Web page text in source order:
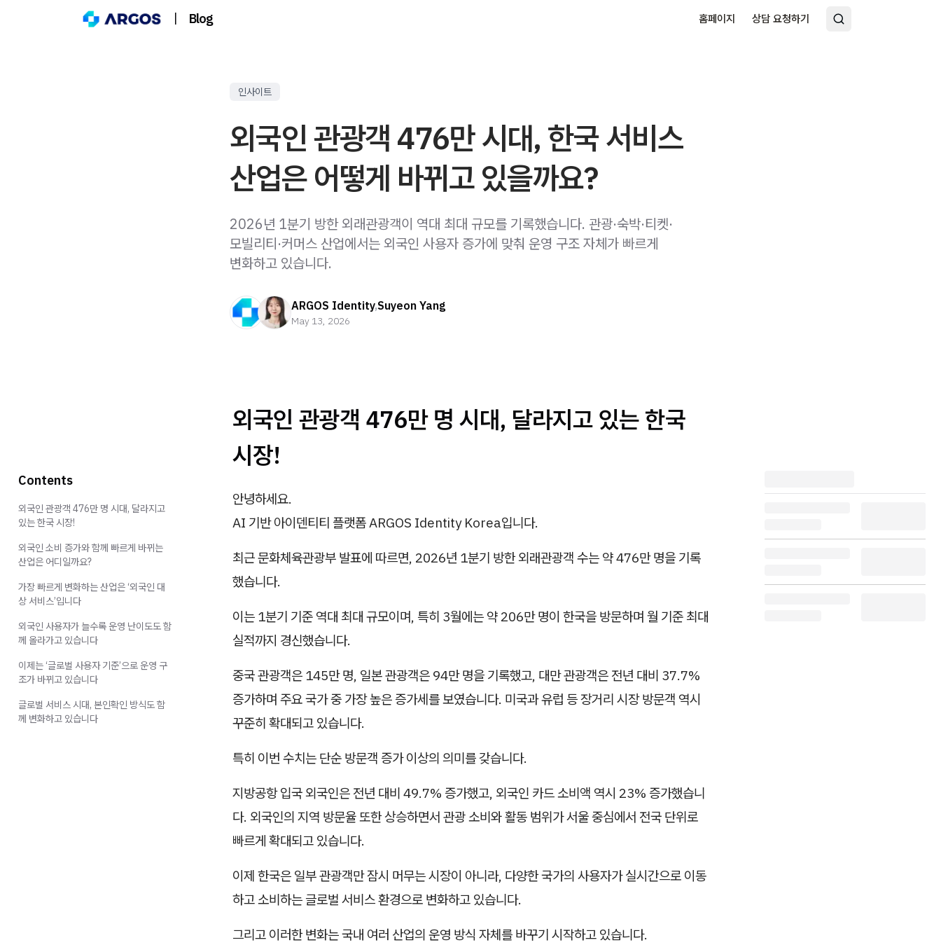
| Blog 홈페이지 상담 요청하기
인사이트
외국인 관광객 476만 시대, 한국 서비스
산업은 어떻게 바뀌고 있을까요?
2026년 1분기 방한 외래관광객이 역대 최대 규모를 기록했습니다. 관광·숙박·티켓·
모빌리티·커머스 산업에서는 외국인 사용자 증가에 맞춰 운영 구조 자체가 빠르게
변화하고 있습니다.
ARGOS Identity,Suyeon Yang
May 13, 2026
외국인 관광객 476만 명 시대, 달라지고 있는 한국
시장!
안녕하세요.
AI 기반 아이덴티티 플랫폼 ARGOS Identity Korea입니다.
최근 문화체육관광부 발표에 따르면, 2026년 1분기 방한 외래관광객 수는 약 476만 명을 기록
했습니다.
이는 1분기 기준 역대 최대 규모이며, 특히 3월에는 약 206만 명이 한국을 방문하며 월 기준 최대
실적까지 경신했습니다.
중국 관광객은 145만 명, 일본 관광객은 94만 명을 기록했고, 대만 관광객은 전년 대비 37.7%
증가하며 주요 국가 중 가장 높은 증가세를 보였습니다. 미국과 유럽 등 장거리 시장 방문객 역시
꾸준히 확대되고 있습니다.
특히 이번 수치는 단순 방문객 증가 이상의 의미를 갖습니다.
지방공항 입국 외국인은 전년 대비 49.7% 증가했고, 외국인 카드 소비액 역시 23% 증가했습니
다. 외국인의 지역 방문율 또한 상승하면서 관광 소비와 활동 범위가 서울 중심에서 전국 단위로
빠르게 확대되고 있습니다.
이제 한국은 일부 관광객만 잠시 머무는 시장이 아니라, 다양한 국가의 사용자가 실시간으로 이동
하고 소비하는 글로벌 서비스 환경으로 변화하고 있습니다.
그리고 이러한 변화는 국내 여러 산업의 운영 방식 자체를 바꾸기 시작하고 있습니다.
Contents
외국인 관광객 476만 명 시대, 달라지고
있는 한국 시장!
외국인 소비 증가와 함께 빠르게 바뀌는
산업은 어디일까요?
가장 빠르게 변화하는 산업은 ‘외국인 대
상 서비스’입니다
외국인 사용자가 늘수록 운영 난이도도 함
께 올라가고 있습니다
이제는 ‘글로벌 사용자 기준’으로 운영 구
조가 바뀌고 있습니다
글로벌 서비스 시대, 본인확인 방식도 함
께 변화하고 있습니다